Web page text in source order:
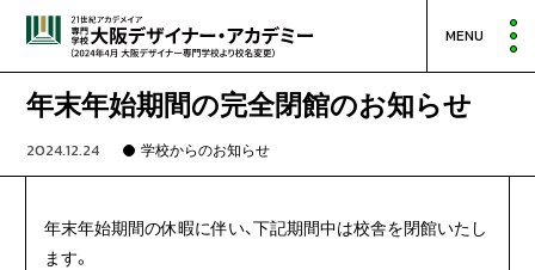
MENU
年末年始期間の完全閉館のお知らせ
2024.12.24 学校からのお知らせ
年末年始期間の休暇に伴い、下記期間中は校舎を閉館いたし
ます。